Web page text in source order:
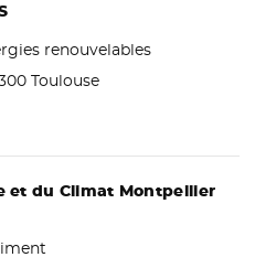
renouvelables
Toulouse
et du Climat Montpellier